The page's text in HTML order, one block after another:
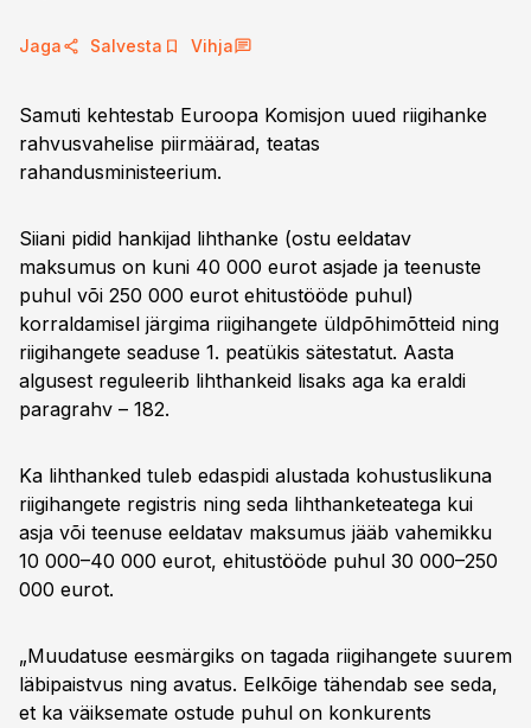
Jaga Salvesta Vihja
Samuti kehtestab Euroopa Komisjon uued riigihanke
rahvusvahelise piirmäärad, teatas
rahandusministeerium.
Siiani pidid hankijad lihthanke (ostu eeldatav
maksumus on kuni 40 000 eurot asjade ja teenuste
puhul või 250 000 eurot ehitustööde puhul)
korraldamisel järgima riigihangete üldpõhimõtteid ning
riigihangete seaduse 1. peatükis sätestatut. Aasta
algusest reguleerib lihthankeid lisaks aga ka eraldi
paragrahv – 182.
Ka lihthanked tuleb edaspidi alustada kohustuslikuna
riigihangete registris ning seda lihthanketeatega kui
asja või teenuse eeldatav maksumus jääb vahemikku
10 000–40 000 eurot, ehitustööde puhul 30 000–250
000 eurot.
„Muudatuse eesmärgiks on tagada riigihangete suurem
läbipaistvus ning avatus. Eelkõige tähendab see seda,
et ka väiksemate ostude puhul on konkurents